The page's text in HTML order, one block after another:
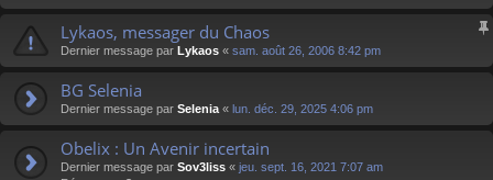
Lykaos, messager du Chaos
Dernier message par Lykaos « sam. août 26, 2006 8:42 pm
BG Selenia
Dernier message par Selenia « lun. déc. 29, 2025 4:06 pm
Obelix : Un Avenir incertain
Dernier message par Sov3liss « jeu. sept. 16, 2021 7:07 am